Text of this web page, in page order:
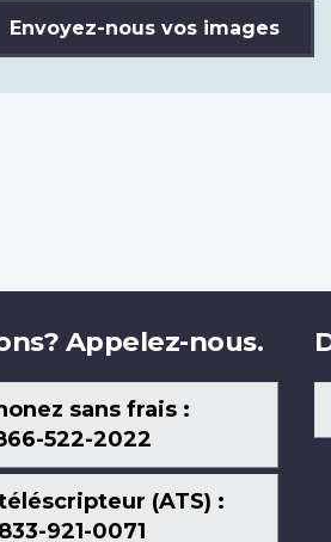
Envoyez-nous vos images
Appelez-nous.
sans frais :
522-2022
(ATS) :
921-0071